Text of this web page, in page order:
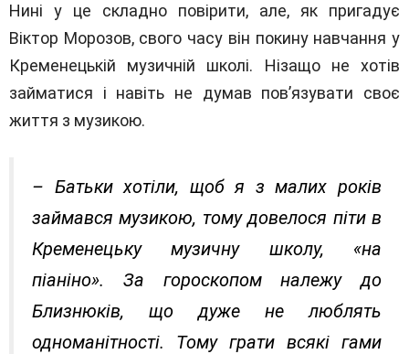
Нині у це складно повірити, але, як пригадує
Віктор Морозов, свого часу він покину навчання у
Кременецькій музичній школі. Нізащо не хотів
займатися і навіть не думав пов’язувати своє
життя з музикою.
– Батьки хотіли, щоб я з малих років
займався музикою, тому довелося піти в
Кременецьку музичну школу, «на
піаніно». За гороскопом належу до
Близнюків, що дуже не люблять
одноманітності. Тому грати всякі гами